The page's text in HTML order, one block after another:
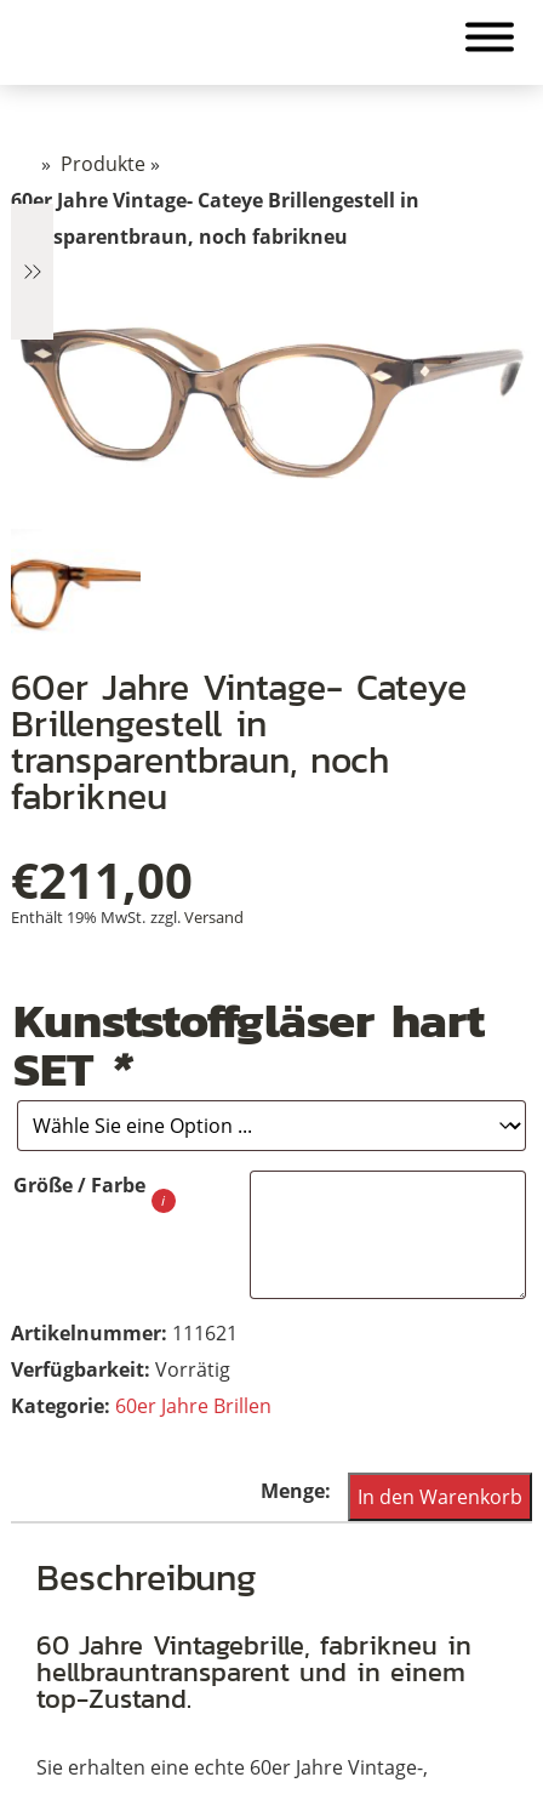
» Produkte»
60er Jahre Vintage- Cateye Brillengestell in
transparentbraun, noch fabrikneu
60er Jahre Vintage- Cateye
Brillengestell in
transparentbraun, noch
fabrikneu
€211,00
Enthält 19% MwSt. zzgl.Versand
Kunststoffgläser hart
SET *
Größe / Farbe
Artikelnummer: 111621
Vorrätig
Kategorie: 60er Jahre Brillen
60er
Jahre
Brillengestell
in
fabrikneu
In den Warenkorb
Beschreibung
60 Jahre Vintagebrille, fabrikneu in
hellbrauntransparent und in einem
top-Zustand.
Sie erhalten eine echte 60er Jahre Vintage-,
+
+